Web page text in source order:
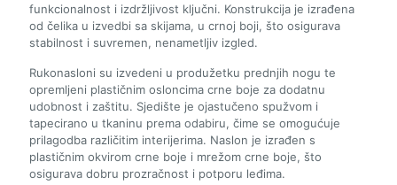
funkcionalnost i izdržljivost ključni. Konstrukcija je izrađena
od čelika u izvedbi sa skijama, u crnoj boji, što osigurava
stabilnost i suvremen, nenametljiv izgled.
Rukonasloni su izvedeni u produžetku prednjih nogu te
opremljeni plastičnim osloncima crne boje za dodatnu
udobnost i zaštitu. Sjedište je ojastučeno spužvom i
tapecirano u tkaninu prema odabiru, čime se omogućuje
prilagodba različitim interijerima. Naslon je izrađen s
plastičnim okvirom crne boje i mrežom crne boje, što
osigurava dobru prozračnost i potporu leđima.